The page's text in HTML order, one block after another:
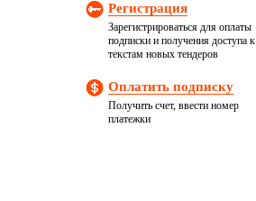
Регистрация
Зарегистрироваться для оплаты
подписки и получения доступа к
текстам новых тендеров
Оплатить подписку
Получить счет, ввести номер
платежки